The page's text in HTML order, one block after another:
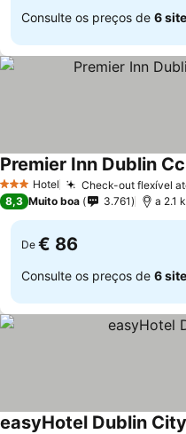
Consulte os preços de 6
3 EstrelasHotel Check-out flexível
Premier Inn Dublin
8,3 Muito boa 3.761 a 2.1
De € 86
Consulte os preços de 6
easyHotel Dublin